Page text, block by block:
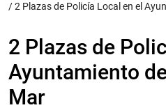
/2 Plazas de Policía Local en el
2 Plazas de
Ayuntamiento
Mar